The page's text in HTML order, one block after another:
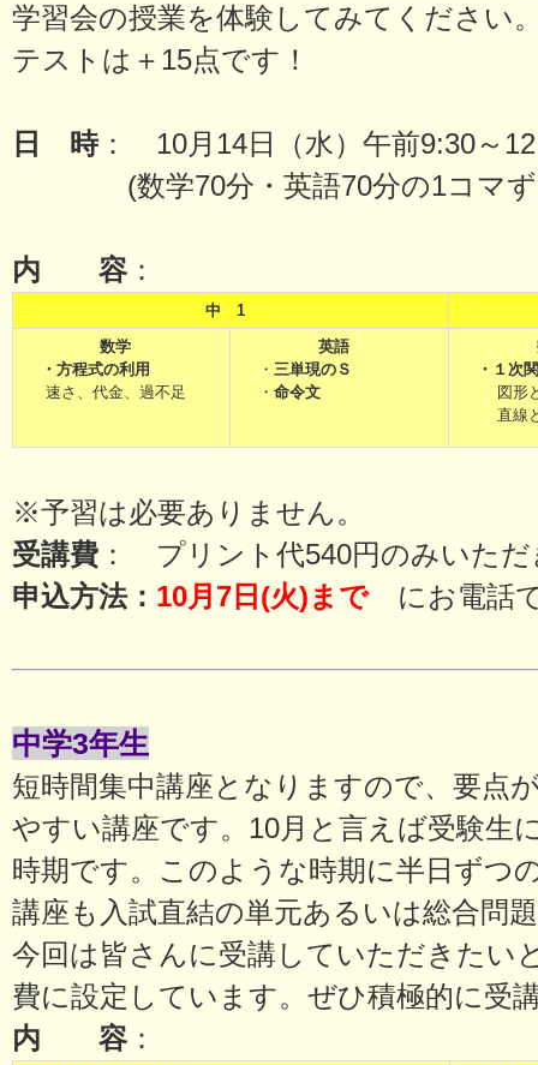
学習会の授業を体験してみてください
テストは＋15点です！
日 時： 10月14日（水）午前9:30～
(数学70分・英語70分の1コマず
内 容 ：
中 1
数学
・方程式の利用
速さ、代金、過不足
英語
・ 三単現のＳ
・ 命令文
・１次
図形
直線
※予習は必要ありません。
受講費 ： プリント代540円のみいただ
申込方法： 10月7日(火)まで にお電話
中学3年生
短時間集中講座となりますので、要点
やすい講座です。10月と言えば受験生
時期です。このような時期に半日ずつ
講座も入試直結の単元あるいは総合問
今回は皆さんに受講していただきたい
費に設定しています。ぜひ積極的に受
内 容 ：